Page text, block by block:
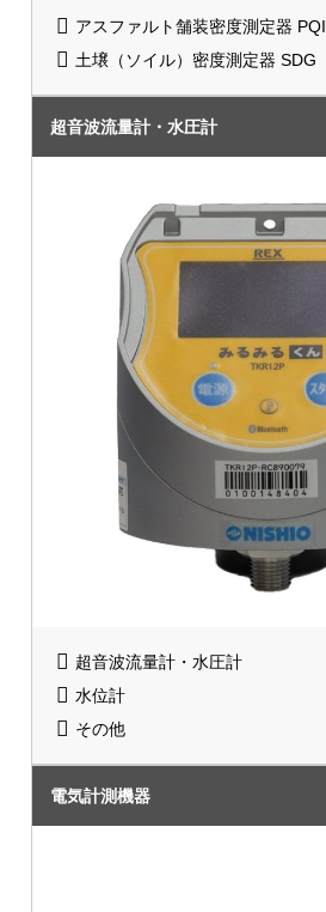
アスファルト舗装密度測定器 PQI
土壌（ソイル）密度測定器 SDG
超音波流量計・水圧計
超音波流量計・水圧計
水位計
その他
電気計測機器